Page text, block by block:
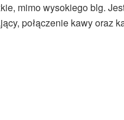
mimo wysokiego blg.
połączenie kawy oraz